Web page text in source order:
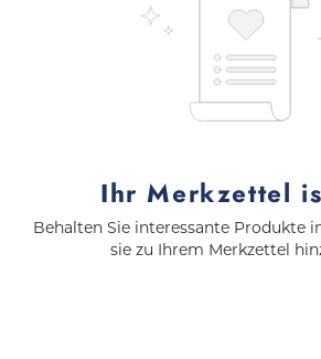
Ihr Merkzettel
Behalten Sie interessante Produkte
sie zu Ihrem Merkzettel